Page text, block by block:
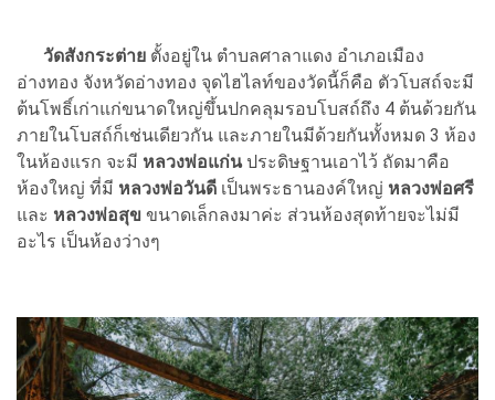
วัดสังกระต่าย ตั้งอยู่ใน ตำบลศาลาแดง อำเภอเมือง
อ่างทอง จังหวัดอ่างทอง จุดไฮไลท์ของวัดนี้ก็คือ ตัวโบสถ์จะมี
ต้นโพธิ์เก่าแก่ขนาดใหญ่ขึ้นปกคลุมรอบโบสถ์ถึง 4 ต้นด้วยกัน
ภายในโบสถ์ก็เช่นเดียวกัน และภายในมีด้วยกันทั้งหมด 3 ห้อง
ในห้องแรก จะมี หลวงพ่อแก่นประดิษฐานเอาไว้ ถัดมาคือ
ห้องใหญ่ ที่มี หลวงพ่อวันดี เป็นพระธานองค์ใหญ่ หลวงพ่อศรี
และ หลวงพ่อสุข ขนาดเล็กลงมาค่ะ ส่วนห้องสุดท้ายจะไม่มี
อะไร เป็นห้องว่างๆ